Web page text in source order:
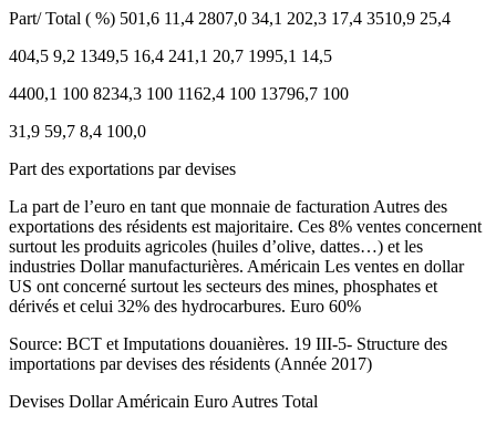
Part/ Total ( %) 501,6 11,4 2807,0 34,1 202,3 17,4 3510,9 25,4
404,5 9,2 1349,5 16,4 241,1 20,7 1995,1 14,5
4400,1 100 8234,3 100 1162,4 100 13796,7 100
31,9 59,7 8,4 100,0
Part des exportations par devises
La part de l’euro en tant que monnaie de facturation Autres des
exportations des résidents est majoritaire. Ces 8% ventes concernent
surtout les produits agricoles (huiles d’olive, dattes…) et les
industries Dollar manufacturières. Américain Les ventes en dollar
US ont concerné surtout les secteurs des mines, phosphates et
dérivés et celui 32% des hydrocarbures. Euro 60%
Source: BCT et Imputations douanières. 19 III-5- Structure des
importations par devises des résidents (Année 2017)
Devises Dollar Américain Euro Autres Total